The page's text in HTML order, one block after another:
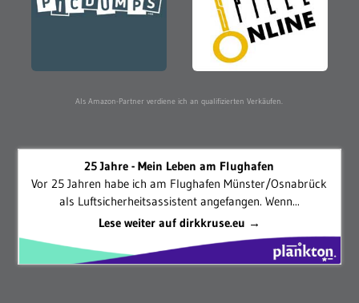
Als Amazon-Partner verdiene ich an qualifizierten Verkäufen.
25 Jahre - Mein Leben am Flughafen
Vor 25 Jahren habe ich am Flughafen Münster/Osnabrück
als Luftsicherheitsassistent angefangen. Wenn...
Lese weiter auf dirkkruse.eu →